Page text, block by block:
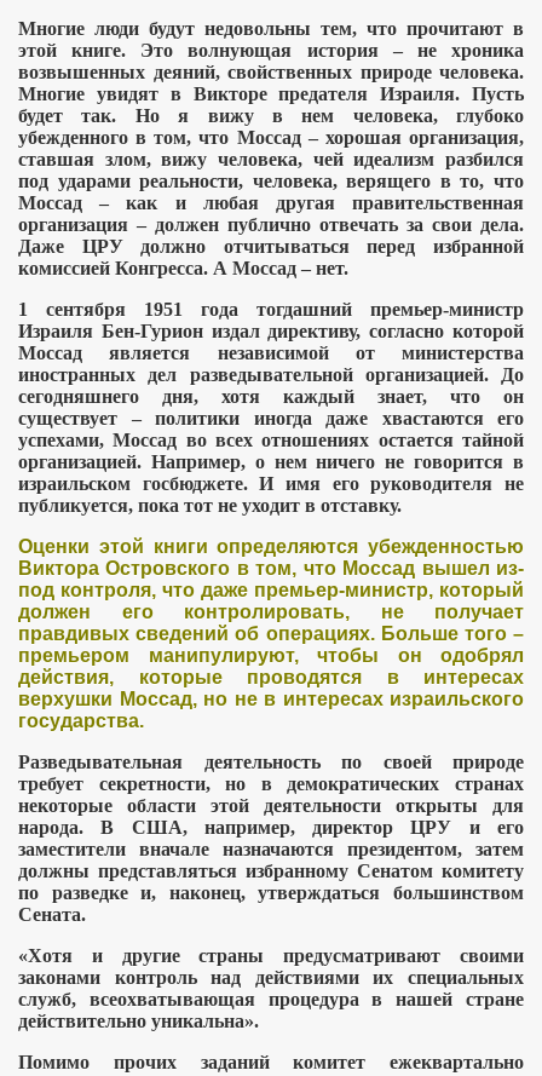
Многие люди будут недовольны тем, что прочитают в
этой книге. Это волнующая история
– не хроника
возвышенных деяний, свойственных природе человека.
Многие увидят в Викторе предателя Израиля. Пусть
будет так. Но я вижу в нем человека, глубоко
убежденного в том, что Моссад – хорошая организация,
ставшая злом, вижу человека, чей идеализм разбился
под ударами реальности, человека, верящего в то, что
Моссад
– как и любая другая правительственная
организация – должен публично отвечать за свои дела.
Даже ЦРУ должно отчитываться перед избранной
комиссией Конгресса. А Моссад – нет.
1
сентября 1951 года тогдашний премьер-министр
Израиля Бен-Гурион издал директиву, согласно которой
Моссад является независимой от министерства
иностранных дел разведывательной организацией. До
сегодняшнего дня, хотя каждый знает, что он
существует
– политики иногда даже хвастаются его
успехами, Моссад во всех отношениях остается тайной
организацией. Например, о нем ничего не говорится в
израильском госбюджете. И имя его руководителя не
публикуется, пока тот не уходит в отставку.
Оценки этой книги определяются убежденностью
Виктора Островского в том, что Моссад вышел из-
под контроля, что даже премьер-министр, который
должен его контролировать, не получает
правдивых сведений об операциях. Больше того –
премьером манипулируют, чтобы он одобрял
действия, которые проводятся в интересах
верхушки Моссад, но не в интересах израильского
государства.
Разведывательная деятельность по своей природе
требует секретности, но в демократических странах
некоторые области этой деятельности открыты для
народа. В США, например, директор ЦРУ и его
заместители вначале назначаются президентом, затем
должны представляться избранному Сенатом комитету
по разведке и, наконец, утверждаться большинством
Сената.
«Хотя и другие страны предусматривают своими
законами контроль над действиями их специальных
служб, всеохватывающая процедура в нашей стране
действительно уникальна».
Помимо прочих заданий комитет ежеквартально
и убийцы из России
Пензы
граждан
авиакатастрофы
семейные конфликты